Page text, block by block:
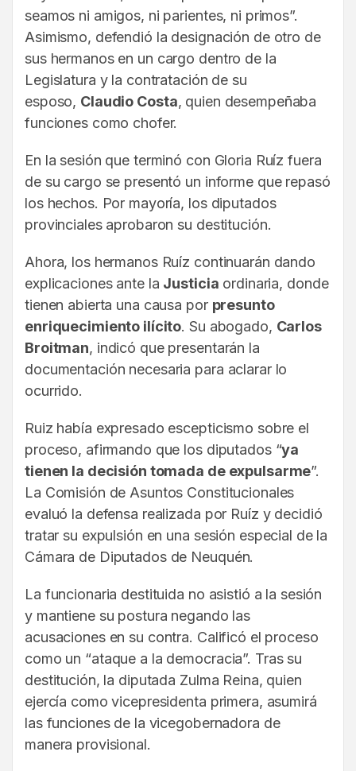
seamos ni amigos, ni parientes, ni primos”.
Asimismo, defendió la designación de otro de
sus hermanos en un cargo dentro de la
Legislatura y la contratación de su
esposo, Claudio Costa, quien desempeñaba
funciones como chofer.
En la sesión que terminó con Gloria Ruíz fuera
de su cargo se presentó un informe que repasó
los hechos. Por mayoría, los diputados
provinciales aprobaron su destitución.
Ahora, los hermanos Ruíz continuarán dando
explicaciones ante la Justicia ordinaria, donde
tienen abierta una causa por presunto
enriquecimiento ilícito. Su abogado, Carlos
Broitman, indicó que presentarán la
documentación necesaria para aclarar lo
ocurrido.
Ruiz había expresado escepticismo sobre el
proceso, afirmando que los diputados “ya
tienen la decisión tomada de expulsarme”.
La Comisión de Asuntos Constitucionales
evaluó la defensa realizada por Ruíz y decidió
tratar su expulsión en una sesión especial de la
Cámara de Diputados de Neuquén.
La funcionaria destituida no asistió a la sesión
y mantiene su postura negando las
acusaciones en su contra. Calificó el proceso
como un “ataque a la democracia”. Tras su
destitución, la diputada Zulma Reina, quien
ejercía como vicepresidenta primera, asumirá
las funciones de la vicegobernadora de
manera provisional.